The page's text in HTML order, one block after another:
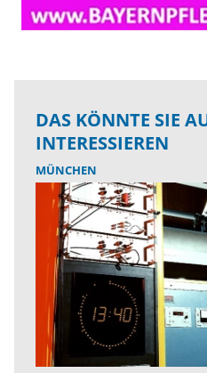
DAS KÖNNTE SIE
INTERESSIEREN
MÜNCHEN